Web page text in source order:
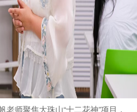
老师聚焦大珠山“十二花神”项目，